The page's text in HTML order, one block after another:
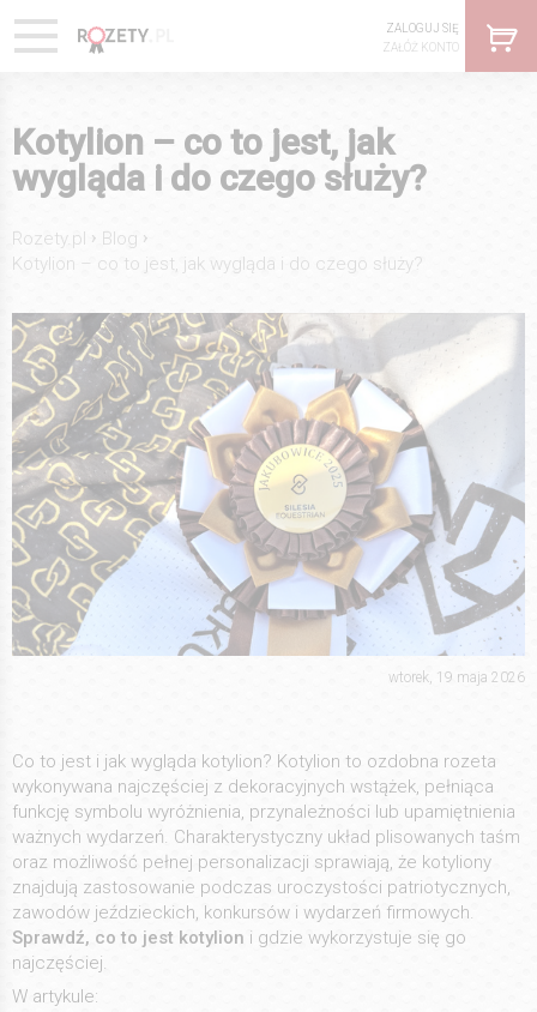
ZALOGUJ SIĘ
ZAŁÓŻ KONTO
Kotylion – co to jest, jak
wygląda i do czego służy?
Rozety.pl › Blog ›
Kotylion – co to jest, jak wygląda i do czego służy?
wtorek, 19 maja 2026
Co to jest i jak wygląda kotylion? Kotylion to ozdobna rozeta
wykonywana najczęściej z dekoracyjnych wstążek, pełniąca
funkcję symbolu wyróżnienia, przynależności lub upamiętnienia
ważnych wydarzeń. Charakterystyczny układ plisowanych taśm
oraz możliwość pełnej personalizacji sprawiają, że kotyliony
znajdują zastosowanie podczas uroczystości patriotycznych,
zawodów jeździeckich, konkursów i wydarzeń firmowych.
Sprawdź, co to jest kotylion i gdzie wykorzystuje się go
najczęściej.
W artykule: